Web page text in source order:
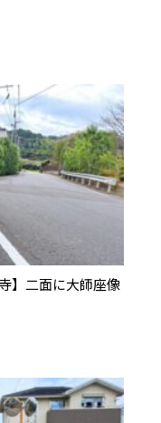
】二面に大師座像